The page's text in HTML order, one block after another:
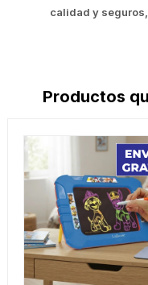
calidad y
Productos